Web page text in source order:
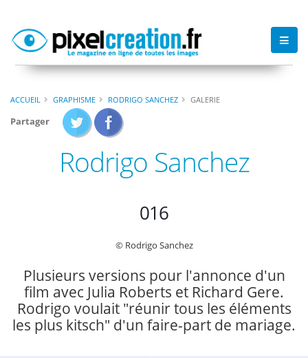
ACCUEIL GRAPHISME RODRIGO SANCHEZ GALERIE
Partager
Rodrigo Sanchez
016
© Rodrigo Sanchez
Plusieurs versions pour l'annonce d'un
film avec Julia Roberts et Richard Gere.
Rodrigo voulait "réunir tous les éléments
les plus kitsch" d'un faire-part de mariage.